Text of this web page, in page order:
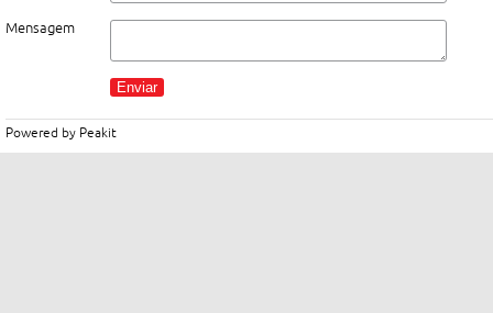
Mensagem
Powered by Peakit